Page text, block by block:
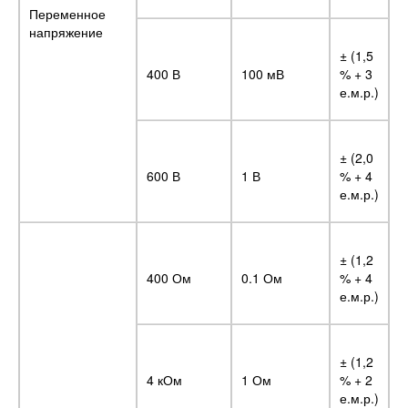
Переменное
напряжение
400 В 100 мВ
± (1,5
% + 3
е.м.р.)
600 В 1 В
± (2,0
% + 4
е.м.р.)
400 Ом 0.1 Ом
± (1,2
% + 4
е.м.р.)
4 кОм 1 Ом
± (1,2
% + 2
е.м.р.)